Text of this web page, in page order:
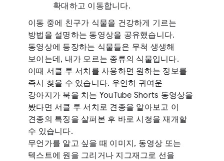
확대하고 이동합니다.
이동 중에 친구가 식물을 건강하게 기르는
방법을 설명하는 동영상을 공유했습니다.
동영상에 등장하는 식물들은 무척 생생해
보이는데, 내가 모르는 종류의 식물입니다.
이때 서클 투 서치를 사용하면 원하는 정보를
즉시 찾을 수 있습니다. 우연히 귀여운
강아지가 북을 치는 YouTube Shorts 동영상을
봤다면 서클 투 서치로 견종을 알아보고 이
견종의 특징을 살펴본 후 바로 시청을 재개할
수 있습니다.
무언가를 알고 싶을 때 이미지, 동영상 또는
텍스트에 원을 그리거나 지그재그로 선을